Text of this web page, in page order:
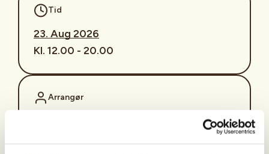
Tid
23. Aug 2026
Kl. 12.00 - 20.00
Arrangør